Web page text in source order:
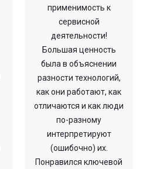
применимость к
сервисной
деятельности!
Большая ценность
была в объяснении
разности технологий,
как они работают, как
отличаются и как люди
по-разному
интерпретируют
(ошибочно) их.
Понравился ключевой